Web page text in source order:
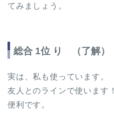
てみましょう。
総合 1位 り （了解）
実は、私も使っています。
友人とのラインで使います！
便利です。